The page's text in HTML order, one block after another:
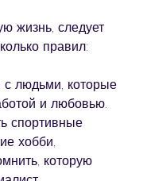
правил:
с людьми, которые
и любовью.
спортивные
хобби,
которую